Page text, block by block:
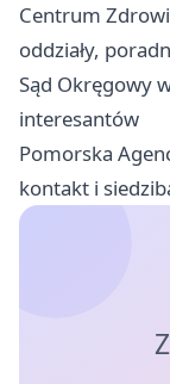
Centrum
oddziały,
Sąd Okręgowy
interesantów
Pomorska
kontakt i